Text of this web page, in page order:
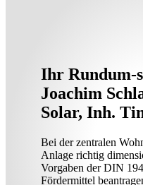
Ihr Rundum-
Joachim
Solar, Inh.
Bei der zentralen
Anlage richtig
Vorgaben der DIN
Fördermittel